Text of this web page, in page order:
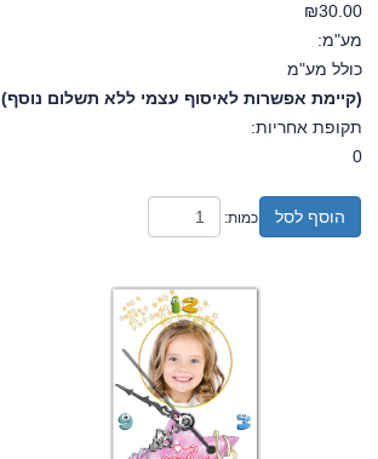
₪30.00
מע"מ:
כולל מע"מ
(קיימת אפשרות לאיסוף עצמי ללא תשלום נוסף)
תקופת אחריות:
0
הוסף לסל כמות: